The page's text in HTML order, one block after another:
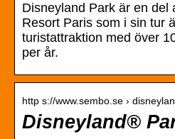
Disneyland Park är en del
Resort Paris som i sin tur
turistattraktion med över
per år.
http s://www.sembo.se ›
Disneyland®